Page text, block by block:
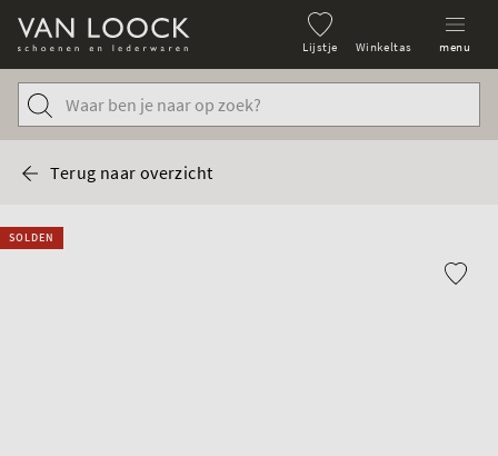
Lijstje Winkeltas menu
Terug naar overzicht
SOLDEN